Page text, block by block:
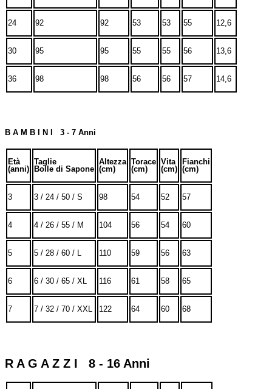
24 92 92 53 53 55 12,6
30 95 95 55 55 56 13,6
36 98 98 56 56 57 14,6
B A M B I N I 3 - 7 Anni
Età
(anni)
Taglie
Bolle di Sapone
Altezza
(cm)
Torace
(cm)
Vita
(cm)
Fianchi
(cm)
3 3 / 24 / 50 / S 98 54 52 57
4 4 / 26 / 55 / M 104 56 54 60
5 5 / 28 / 60 / L 110 59 56 63
6 6 / 30 / 65 / XL 116 61 58 65
7 7 / 32 / 70 / XXL 122 64 60 68
R A G A Z Z I 8 - 16 Anni